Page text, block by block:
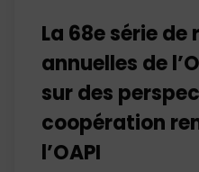
La 68e série de
annuelles de
sur des
coopération
l’OAPI